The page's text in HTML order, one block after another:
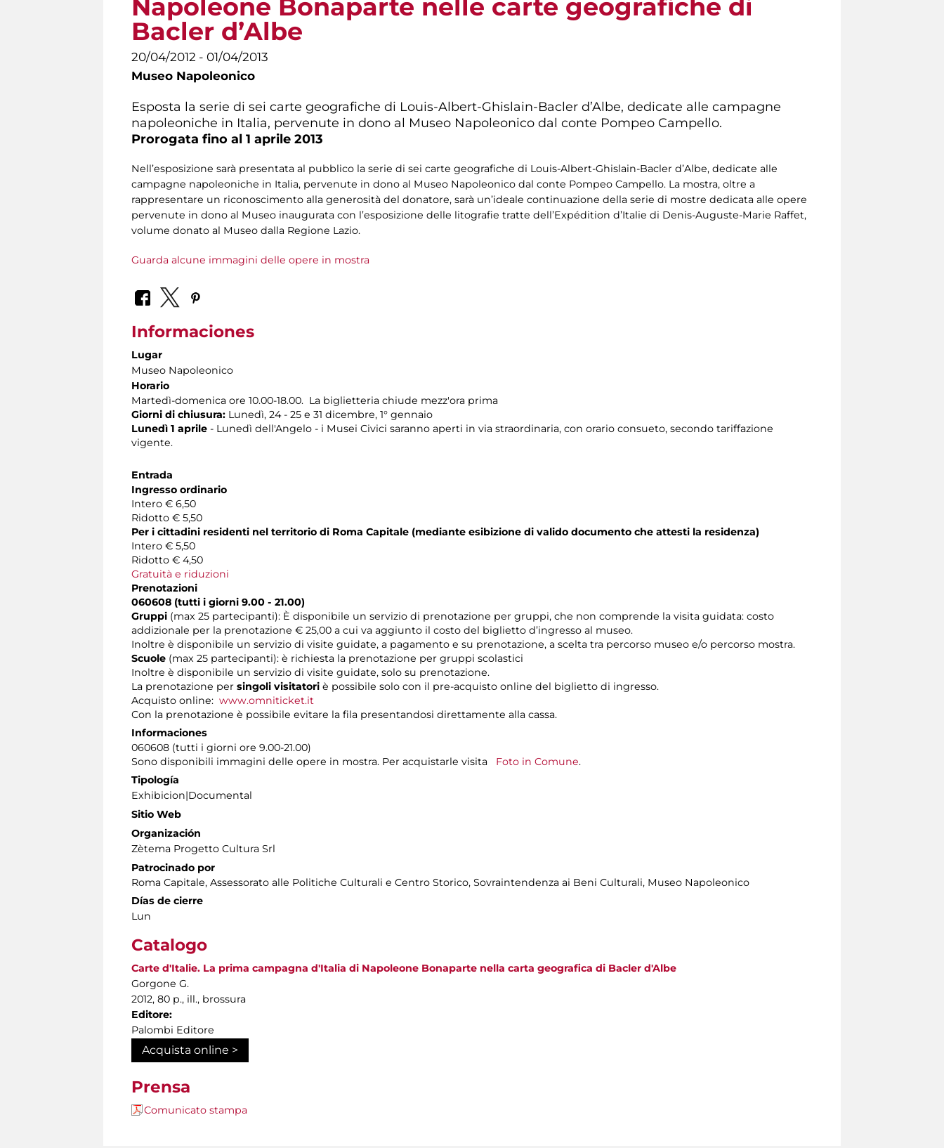
Napoleone Bonaparte nelle carte geografiche di
Bacler d’Albe
20/04/2012 - 01/04/2013
Museo Napoleonico
Esposta la serie di sei carte geografiche di Louis-Albert-Ghislain-Bacler d’Albe, dedicate alle campagne
napoleoniche in Italia, pervenute in dono al Museo Napoleonico dal conte Pompeo Campello.
Prorogata fino al 1 aprile 2013
Nell’esposizione sarà presentata al pubblico la serie di sei carte geografiche di Louis-Albert-Ghislain-Bacler d’Albe, dedicate alle
campagne napoleoniche in Italia, pervenute in dono al Museo Napoleonico dal conte Pompeo Campello. La mostra, oltre a
rappresentare un riconoscimento alla generosità del donatore, sarà un’ideale continuazione della serie di mostre dedicata alle opere
pervenute in dono al Museo inaugurata con l’esposizione delle litografie tratte dell’Expédition d’Italie di Denis-Auguste-Marie Raffet,
volume donato al Museo dalla Regione Lazio.
Guarda alcune immagini delle opere in mostra
Informaciones
Lugar
Museo Napoleonico
Horario
Martedì-domenica ore 10.00-18.00. La biglietteria chiude mezz'ora prima
Giorni di chiusura: Lunedì, 24 - 25 e 31 dicembre, 1° gennaio
Lunedì 1 aprile - Lunedì dell'Angelo - i Musei Civici saranno aperti in via straordinaria, con orario consueto, secondo tariffazione
vigente.
Entrada
Ingresso ordinario
Intero € 6,50
Ridotto € 5,50
Per i cittadini residenti nel territorio di Roma Capitale (mediante esibizione di valido documento che attesti la residenza)
Intero € 5,50
Ridotto € 4,50
Gratuità e riduzioni
Prenotazioni
060608 (tutti i giorni 9.00 - 21.00)
Gruppi (max 25 partecipanti): È disponibile un servizio di prenotazione per gruppi, che non comprende la visita guidata: costo
addizionale per la prenotazione € 25,00 a cui va aggiunto il costo del biglietto d’ingresso al museo.
Inoltre è disponibile un servizio di visite guidate, a pagamento e su prenotazione, a scelta tra percorso museo e/o percorso mostra.
Scuole (max 25 partecipanti): è richiesta la prenotazione per gruppi scolastici
Inoltre è disponibile un servizio di visite guidate, solo su prenotazione.
La prenotazione per singoli visitatori è possibile solo con il pre-acquisto online del biglietto di ingresso.
Acquisto online: www.omniticket.it
Con la prenotazione è possibile evitare la fila presentandosi direttamente alla cassa.
Informaciones
060608 (tutti i giorni ore 9.00-21.00)
Sono disponibili immagini delle opere in mostra. Per acquistarle visita Foto in Comune.
Tipología
Exhibicion|Documental
Sitio Web
Organización
Zètema Progetto Cultura Srl
Patrocinado por
Roma Capitale, Assessorato alle Politiche Culturali e Centro Storico, Sovraintendenza ai Beni Culturali, Museo Napoleonico
Días de cierre
Lun
Catalogo
Carte d'Italie. La prima campagna d'Italia di Napoleone Bonaparte nella carta geografica di Bacler d'Albe
Gorgone G.
2012, 80 p., ill., brossura
Editore:
Palombi Editore
Acquista online >
Prensa
Comunicato stampa